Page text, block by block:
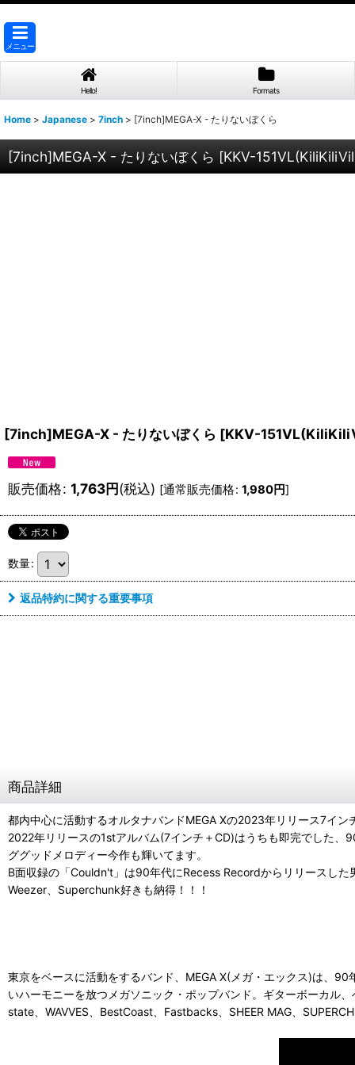
メニュー
Hello! Formats
Home > Japanese > 7inch > [7inch]MEGA-X - たりないぼくら
[7inch]MEGA-X - たりないぼくら [KKV-
[7inch]MEGA-X - たりないぼくら [KKV-
販売価格: 1,763円(税込) [通常販売価格: 1,980円]
数量:
返品特約に関する重要事項
商品詳細
都内中心に活動するオルタナバンドMEGA Xの2023年リリース7イン
2022年リリースの1stアルバム(7インチ＋CD)はうちも即完でした
ググッドメロディー今作も輝いてます。
B面収録の「Couldn't」は90年代にRecess Recordからリリースし
Weezer、Superchunk好きも納得！！！
東京をベースに活動をするバンド、MEGA X(メガ・エックス)は、
いハーモニーを放つメガソニック・ポップバンド。ギターボーカル
state、WAVVES、BestCoast、Fastbacks、SHEER MAG、